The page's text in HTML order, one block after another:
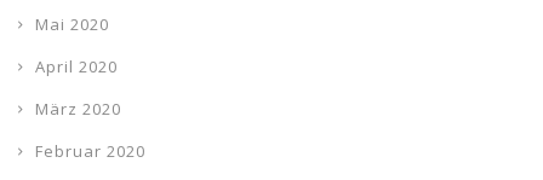
Mai 2020
April 2020
März 2020
Februar 2020